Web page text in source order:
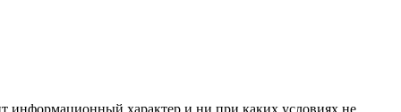
информационный характер и ни при каких условиях не